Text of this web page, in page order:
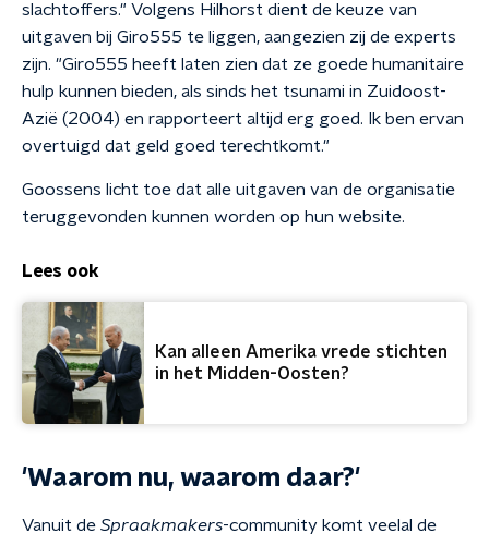
slachtoffers." Volgens Hilhorst dient de keuze van
uitgaven bij Giro555 te liggen, aangezien zij de experts
zijn. "Giro555 heeft laten zien dat ze goede humanitaire
hulp kunnen bieden, als sinds het tsunami in Zuidoost-
Azië (2004) en rapporteert altijd erg goed. Ik ben ervan
overtuigd dat geld goed terechtkomt."
Goossens licht toe dat alle uitgaven van de organisatie
teruggevonden kunnen worden op hun website.
Lees ook
Kan alleen Amerika vrede stichten
in het Midden-Oosten?
'Waarom nu, waarom daar?'
Vanuit de Spraakmakers-community komt veelal de